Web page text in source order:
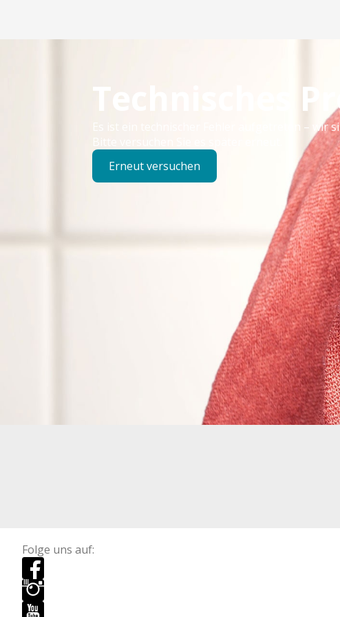
Technisches
Es ist ein technischer Fehler aufgetreten – wir
Bitte versuchen Sie es später erneut.
Erneut versuchen
Folge uns auf: